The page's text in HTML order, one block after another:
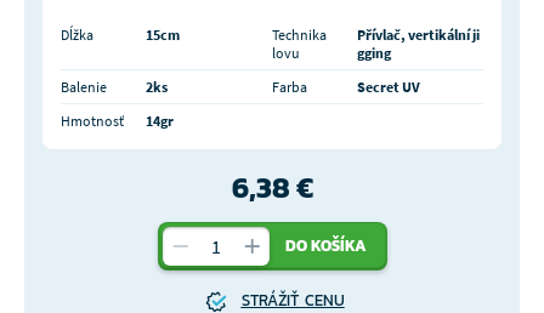
Dĺžka 15cm
Technika
lovu
Přívlač, vertikální ji
gging
Balenie
2ks Farba
Secret UV
Hmotnosť
14gr
6,38 €
DO KOŠÍKA
STRÁŽIŤ CENU